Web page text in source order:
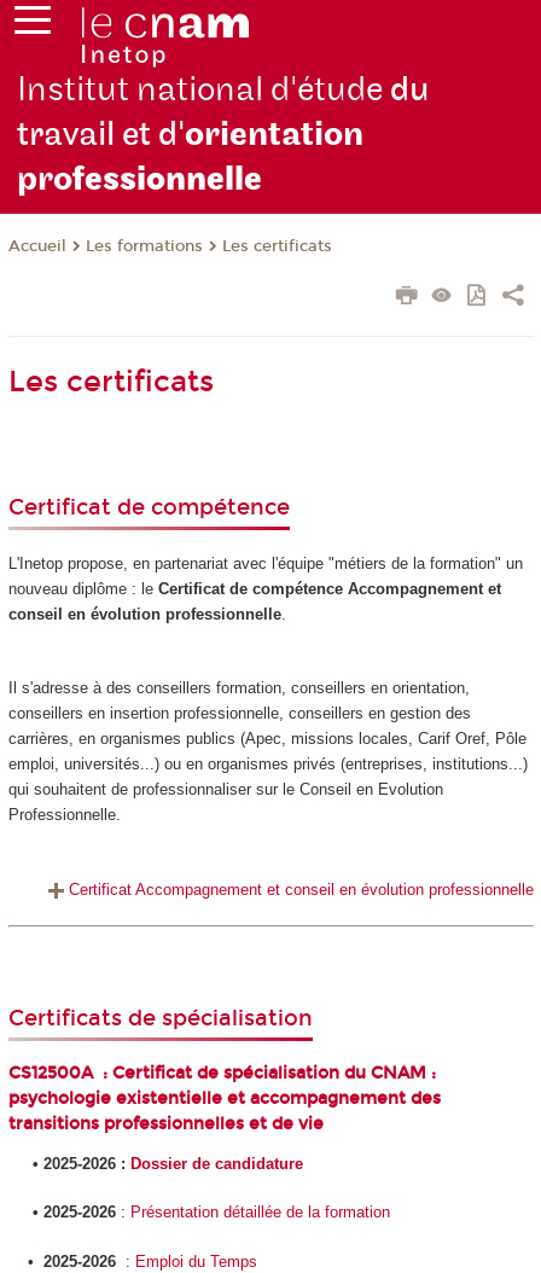
Institut national d'étude du
travail et d'orientation
professionnelle
Accueil Les formations Les certificats
Les certificats
Certificat de compétence
L'Inetop propose, en partenariat avec l'équipe "métiers de la formation" un
nouveau diplôme : le Certificat de compétence Accompagnement et
conseil en évolution professionnelle.
Il s'adresse à des conseillers formation, conseillers en orientation,
conseillers en insertion professionnelle, conseillers en gestion des
carrières, en organismes publics (Apec, missions locales, Carif Oref, Pôle
emploi, universités...) ou en organismes privés (entreprises, institutions...)
qui souhaitent de professionnaliser sur le Conseil en Evolution
Professionnelle.
Certificat Accompagnement et conseil en évolution professionnelle
Certificats de spécialisation
CS12500A : Certificat de spécialisation du CNAM :
psychologie existentielle et accompagnement des
transitions professionnelles et de vie
• 2025-2026 : Dossier de candidature
• 2025-2026: Présentation détaillée de la formation
• 2025-2026: Emploi du Temps